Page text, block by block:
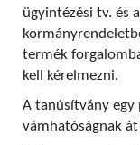
ügyintézési tv. és
termék
kell kérelmezni.
A tanúsítvány egy
vámhatóságnak